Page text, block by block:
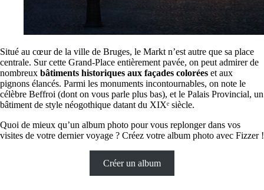
Situé au cœur de la ville de Bruges, le Markt n’est autre que sa place
centrale. Sur cette Grand-Place entièrement pavée, on peut admirer de
nombreux bâtiments historiques aux façades colorées et aux
pignons élancés. Parmi les monuments incontournables, on note le
célèbre Beffroi (dont on vous parle plus bas), et le Palais Provincial, un
bâtiment de style néogothique datant du XIXᵉ siècle.
Quoi de mieux qu’un album photo pour vous replonger dans vos
visites de votre dernier voyage ? Créez votre album photo avec Fizzer !
Créer un album